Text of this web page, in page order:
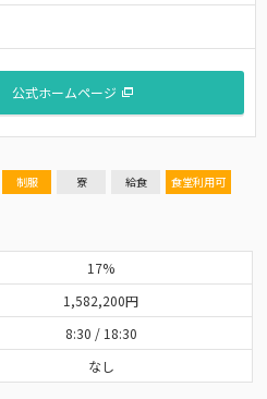
公式ホームページ
制服 寮 給食
食堂利用可
17%
1,582,200円
8:30 / 18:30
なし